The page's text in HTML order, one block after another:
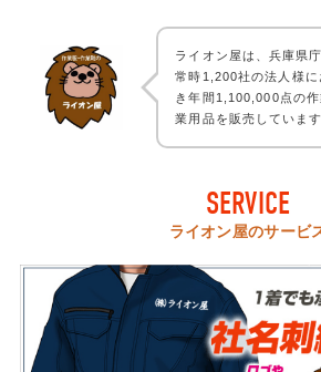
ライオン屋は、兵庫県
常時1,200社の法人様
き年間1,100,000点の
業用品を販売しています
SERVICE
ライオン屋のサービ